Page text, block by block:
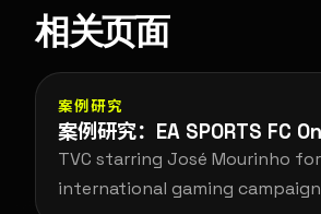
相关页面
案例研究
案例研究：EA SPORTS FC
TVC starring José Mourinho
international gaming